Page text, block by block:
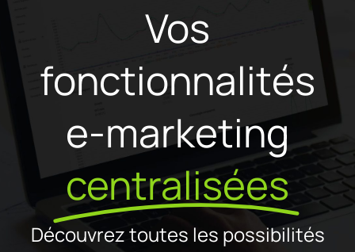
Ressources & Partenaires
Offres
Vos
fonctionnalités
e-marketing
centralisées
Découvrez toutes les possibilités